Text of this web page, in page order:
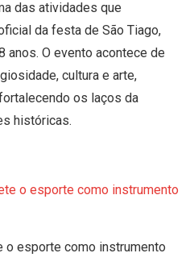
das atividades que
da festa de São Tiago,
anos. O evento acontece de
cultura e arte,
os laços da
históricas.
o esporte como instrumento